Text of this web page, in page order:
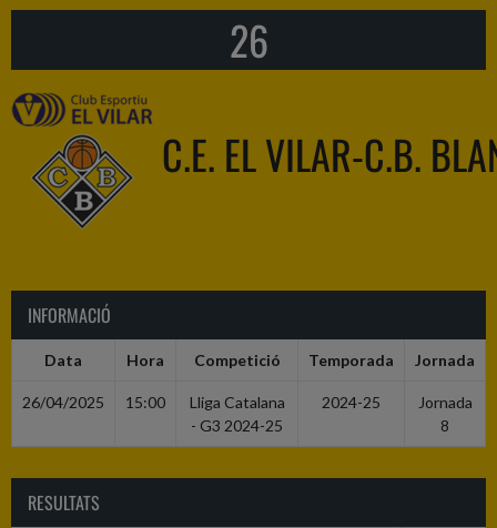
26
C.E. EL VILAR-C.B.
INFORMACIÓ
Data Hora Competició Temporada Jornada
26/04/2025 15:00
Lliga Catalana
- G3 2024-25
2024-25
Jornada
8
RESULTATS